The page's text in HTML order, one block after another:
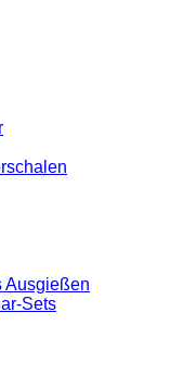
Ausgießen
Sets